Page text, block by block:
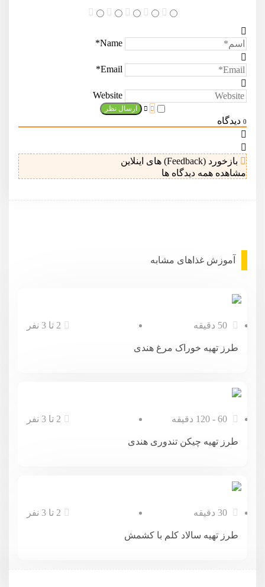
Name*
Email*
Website
0 دیدگاه
بازخورد (Feedback) های اینلاین
مشاهده همه دیدگاه ها
آموزش غذا‌های مشابه
2 تا 3 نفر
طرز تهیه خوراک مرغ هندی
2 تا 3 نفر
طرز تهیه چیکن تندوری هندی
2 تا 3 نفر
طرز تهیه سالاد کلم با کشمش